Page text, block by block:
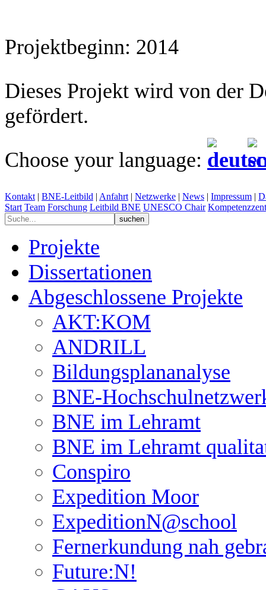
Projektbeginn: 2014
Dieses Projekt wird von der
gefördert.
Choose your language:
Kontakt | BNE-Leitbild | Anfahrt | Netzwerke | News | Impressum |
Start Team Forschung Leitbild BNE UNESCO Chair
Projekte
Dissertationen
Abgeschlossene Projekte
AKT:KOM
ANDRILL
Bildungsplananalyse
BNE-
BNE im Lehramt
BNE im Lehramt
Conspiro
Expedition Moor
ExpeditionN@school
Fernerkundung nah
Future:N!